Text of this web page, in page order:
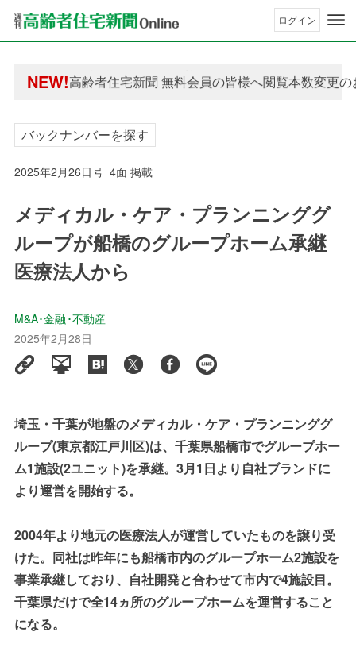
ログイン
NEW!高齢者住宅新聞 無料会員の皆様へ閲覧本数変更
高齢者住宅新聞 無料会員の皆様へ閲覧本数変更
バックナンバーを探す
2025年2月26日号 4面 掲載
メディカル・ケア・プランニンググ
ループが船橋のグループホーム承継
医療法人から
M&A･金融･不動産
2025年2月28日
埼玉・千葉が地盤のメディカル・ケア・プランニンググ
ループ(東京都江戸川区)は、千葉県船橋市でグループホー
ム1施設(2ユニット)を承継。 3月1 日より自社ブランドに
より運営を開始する。
2004年より地元の医療法人が運営していたものを譲り受
けた。同社は昨年にも船橋市内のグループホーム2施設を
事業承継しており、自社開発と合わせて市内で4施設目。
千葉県だけで全14ヵ所のグループホームを運営すること
になる。